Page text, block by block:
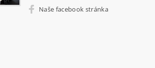
Naše facebook stránka